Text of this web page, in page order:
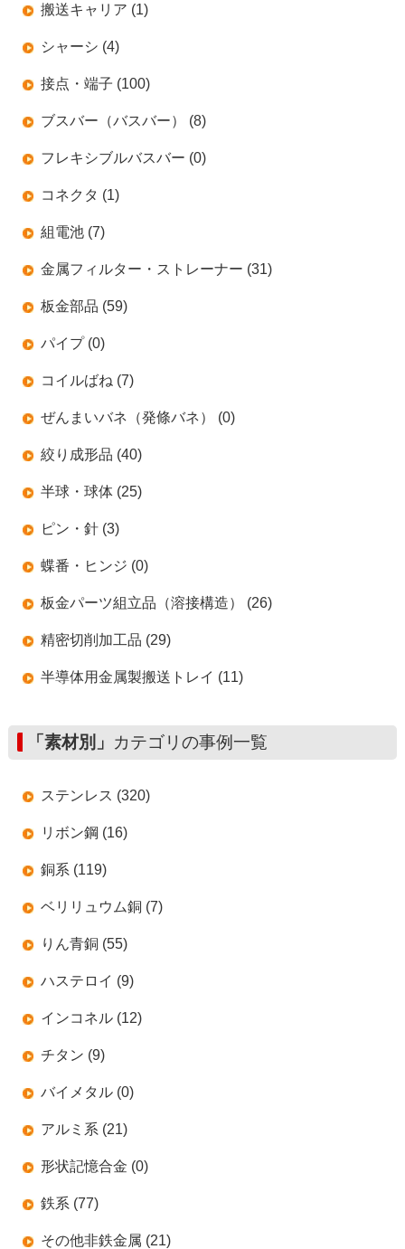
搬送キャリア (1)
シャーシ (4)
接点・端子 (100)
ブスバー（バスバー） (8)
フレキシブルバスバー (0)
コネクタ (1)
組電池 (7)
金属フィルター・ストレーナー (31)
板金部品 (59)
パイプ (0)
コイルばね (7)
ぜんまいバネ（発條バネ） (0)
絞り成形品 (40)
半球・球体 (25)
ピン・針 (3)
蝶番・ヒンジ (0)
板金パーツ組立品（溶接構造） (26)
精密切削加工品 (29)
半導体用金属製搬送トレイ (11)
「素材別」 カテゴリの事例一覧
ステンレス (320)
リボン鋼 (16)
銅系 (119)
ベリリュウム銅 (7)
りん青銅 (55)
ハステロイ (9)
インコネル (12)
チタン (9)
バイメタル (0)
アルミ系 (21)
形状記憶合金 (0)
鉄系 (77)
その他非鉄金属 (21)